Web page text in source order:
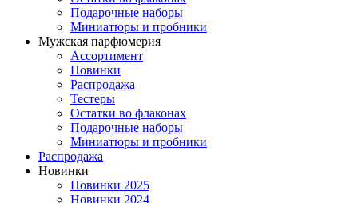
Подарочные наборы
Миниатюры и пробники
Мужская парфюмерия
Ассортимент
Новинки
Распродажа
Тестеры
Остатки во флаконах
Подарочные наборы
Миниатюры и пробники
Распродажа
Новинки
Новинки 2025
Новинки 2024